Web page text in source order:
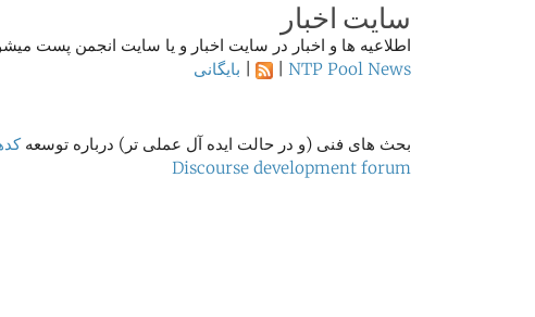
سایت اخبار
اطلاعیه ها و اخبار در سایت اخبار و یا سایت انجمن پست
NTP Pool News
بایگانی
بحث های فنی (و در حالت ایده آل عملی تر) درباره توسعه
Discourse development forum